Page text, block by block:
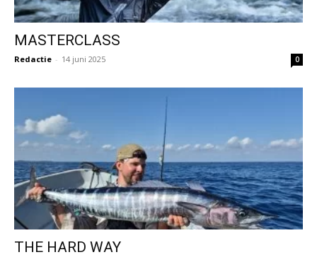
MASTERCLASS
Redactie - 14 juni 2025 0
THE HARD WAY